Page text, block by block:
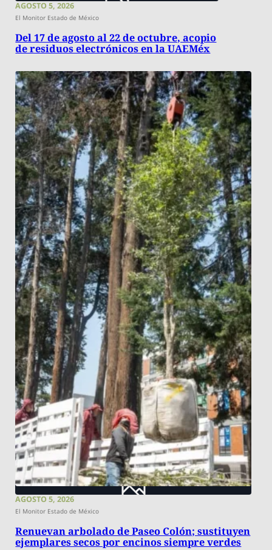
AGOSTO 5, 2026
El Monitor Estado de México
Del 17 de agosto al 22 de octubre, acopio
de residuos electrónicos en la UAEMéx
AGOSTO 5, 2026
El Monitor Estado de México
Renuevan arbolado de Paseo Colón; sustituyen
ejemplares secos por encinos siempre verdes